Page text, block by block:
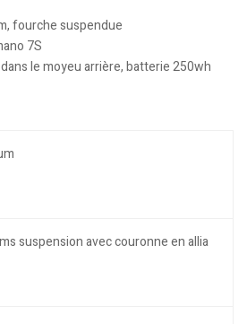
fourche suspendue
7S
le moyeu arrière, batterie 250wh
suspension avec couronne en allia